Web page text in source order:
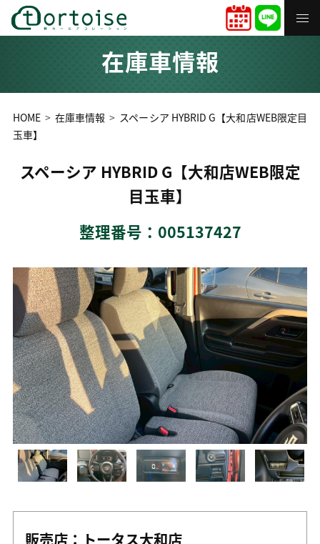
在庫車情報
HOME 在庫車情報
スペーシア HYBRID G【大和店WEB限定目
玉車】
スペーシア HYBRID G【大和店WEB限定
目玉車】
整理番号：005137427
販売店：トータス大和店